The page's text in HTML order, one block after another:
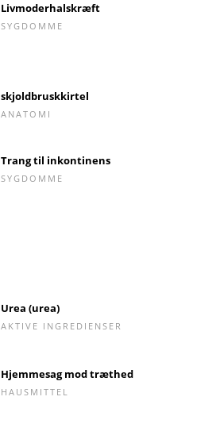
Livmoderhalskræft
SYGDOMME
skjoldbruskkirtel
ANATOMI
Trang til inkontinens
SYGDOMME
Urea (urea)
AKTIVE INGREDIENSER
Hjemmesag mod træthed
HAUSMITTEL